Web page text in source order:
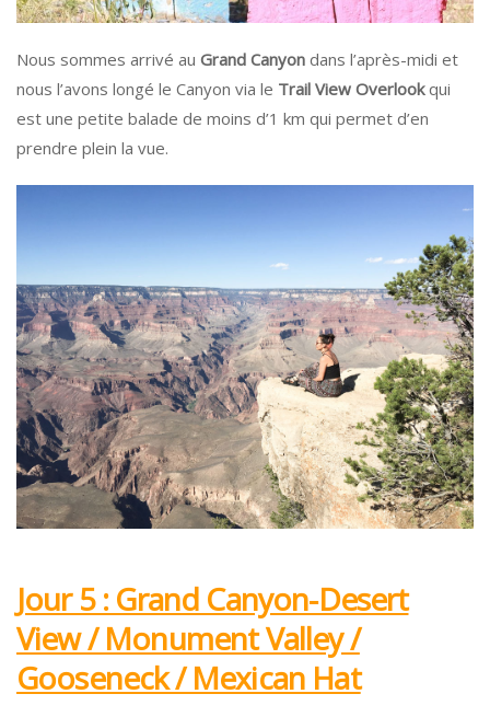
Nous sommes arrivé au Grand Canyon dans l’après-midi et
nous l’avons longé le Canyon via le Trail View Overlookqui
est une petite balade de moins d’1 km qui permet d’en
prendre plein la vue.
Jour 5 : Grand Canyon-Desert
View / Monument Valley /
Gooseneck / Mexican Hat